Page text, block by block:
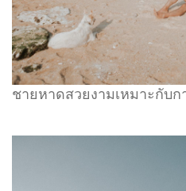
ชายหาดสวยงามเหมาะกับ